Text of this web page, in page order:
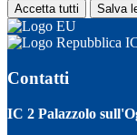
Accetta tutti Salva
Contatti
IC 2 Palazzolo